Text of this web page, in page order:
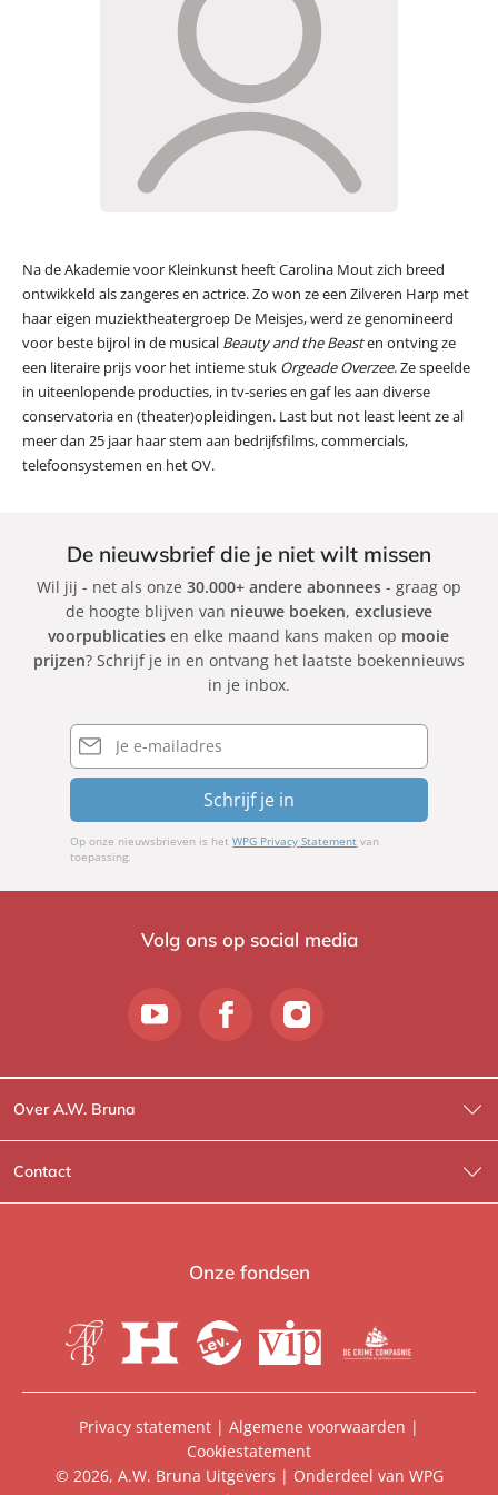
Na de Akademie voor Kleinkunst heeft Carolina Mout zich breed
ontwikkeld als zangeres en actrice. Zo won ze een Zilveren Harp met
haar eigen muziektheatergroep De Meisjes, werd ze genomineerd
voor beste bijrol in de musical Beauty and the Beasten ontving ze
een literaire prijs voor het intieme stuk Orgeade Overzee. Ze speelde
in uiteenlopende producties, in tv-series en gaf les aan diverse
conservatoria en (theater)opleidingen. Last but not least leent ze al
meer dan 25 jaar haar stem aan bedrijfsfilms, commercials,
telefoonsystemen en het OV.
De nieuwsbrief die je niet wilt missen
Wil jij - net als onze 30.000+ andere abonnees- graag op
de hoogte blijven van nieuwe boeken, exclusieve
voorpublicaties en elke maand kans maken op mooie
prijzen? Schrijf je in en ontvang het laatste boekennieuws
in je inbox.
E-
mailadres
Schrijf je in
Op onze nieuwsbrieven is hetWPG Privacy Statement van
toepassing.
Volg ons op social media
Over A.W. Bruna
Wat wij doen
Wie is Wie?
Heartbeat
Aanbiedingsbrochures
Contact
Contactinformatie
Voor de boekhandels
Onze fondsen
Privacy statement | Algemene voorwaarden |
Cookiestatement
© 2026, A.W. Bruna Uitgevers | Onderdeel van WPG